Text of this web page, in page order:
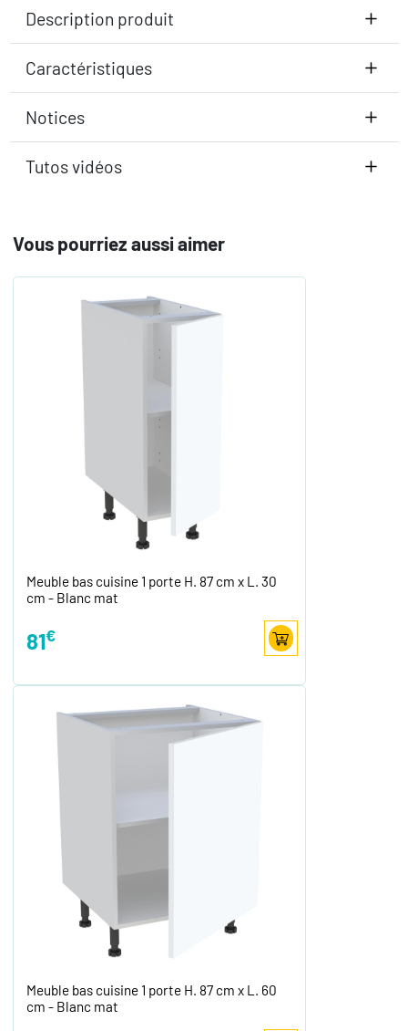
Description produit
Caractéristiques
Notices
Tutos vidéos
Vous pourriez aussi aimer
Meuble bas cuisine 1 porte H. 87 cm x L. 30
cm - Blanc mat
81€
Meuble bas cuisine 1 porte H. 87 cm x L. 60
cm - Blanc mat